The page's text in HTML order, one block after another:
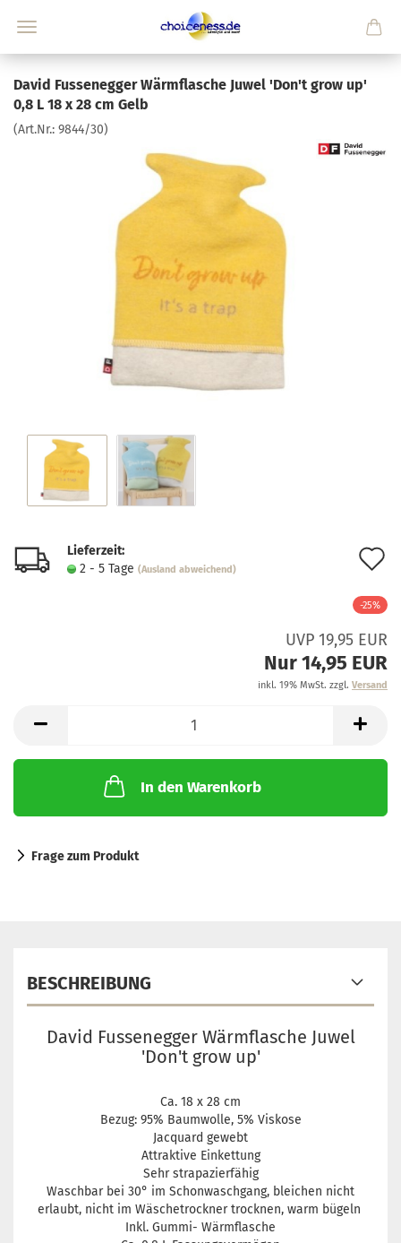
David Fussenegger Wärmflasche Juwel 'Don't grow up'
0,8 L 18 x 28 cm Gelb
(Art.Nr.: 9844/30)
Lieferzeit:
2 - 5 Tage (Ausland abweichend)
-25%
UVP 19,95 EUR
Nur 14,95 EUR
inkl. 19% MwSt. zzgl. Versand
In den Warenkorb
Frage zum Produkt
BESCHREIBUNG
David Fussenegger Wärmflasche Juwel
'Don't grow up'
Ca. 18 x 28 cm
Bezug: 95% Baumwolle, 5% Viskose
Jacquard gewebt
Attraktive Einkettung
Sehr strapazierfähig
Waschbar bei 30° im Schonwaschgang, bleichen nicht
erlaubt, nicht im Wäschetrockner trocknen, warm bügeln
Inkl. Gummi- Wärmflasche